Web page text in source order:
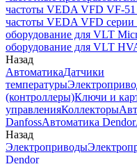
частоты VEDA VFD VF-
частоты VEDA VFD серии
оборудование для VLT
оборудование для VLT
Назад
АвтоматикаДатчики
температуры
(контроллеры)Ключи и
управленияКоллекторы
DanfossАвтоматика Dendor
Назад
Электроприводы
Dendor